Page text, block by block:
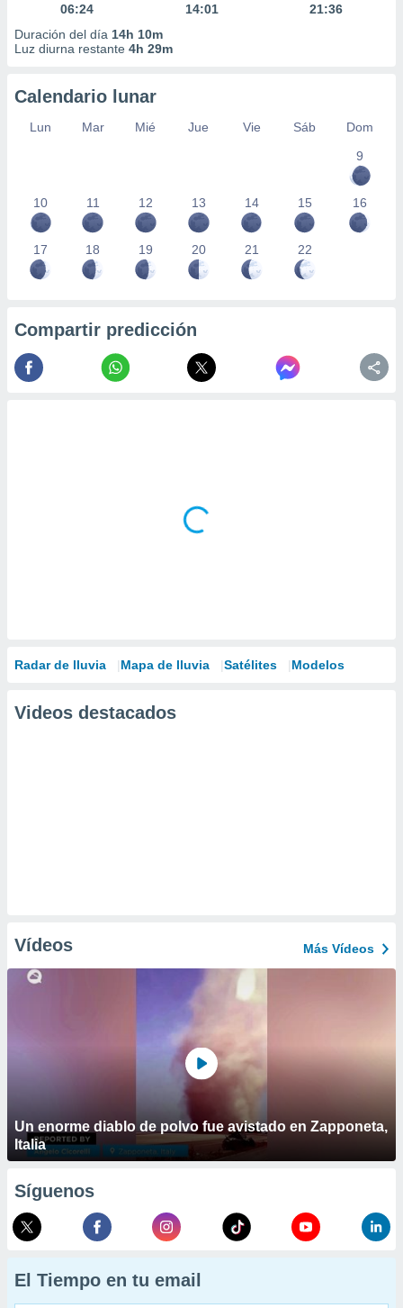
06:24
14:01
21:36
Duración del día 14h 10m
Luz diurna restante 4h 29m
Calendario lunar
Lun Mar Mié Jue Vie Sáb
Dom
9
10 11 12 13 14 15 16
17 18 19 20 21 22
Compartir predicción
Radar de lluvia Mapa de lluvia Satélites Modelos
Videos destacados
Vídeos Más Vídeos
Un enorme diablo de polvo fue avistado en Zapponeta,
Italia
Síguenos
El Tiempo en tu email